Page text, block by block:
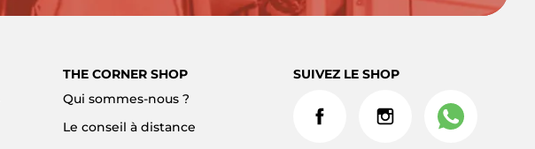
THE CORNER SHOP
Qui sommes-nous ?
Le conseil à distance
SUIVEZ LE SHOP